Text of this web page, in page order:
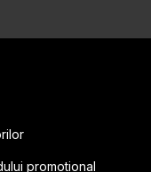
promotional